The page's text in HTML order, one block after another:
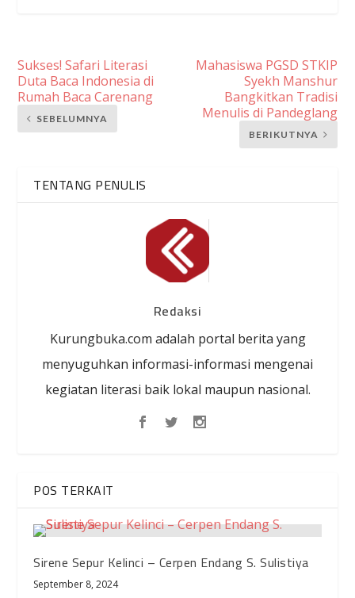
Sukses! Safari Literasi
Duta Baca Indonesia di
Rumah Baca Carenang
SEBELUMNYA
Mahasiswa PGSD STKIP
Syekh Manshur
Bangkitkan Tradisi
Menulis di Pandeglang
BERIKUTNYA
TENTANG PENULIS
Redaksi
Kurungbuka.com adalah portal berita yang
menyuguhkan informasi-informasi mengenai
kegiatan literasi baik lokal maupun nasional.
POS TERKAIT
Sirene Sepur Kelinci – Cerpen Endang S. Sulistiya
September 8, 2024